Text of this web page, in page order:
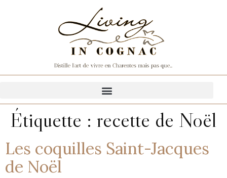
Étiquette : recette de Noël
Les coquilles Saint-Jacques
de Noël